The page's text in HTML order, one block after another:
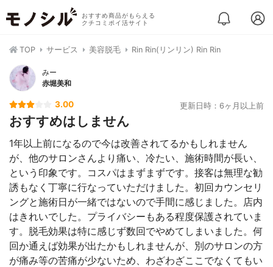
おすすめ商品がもらえる
クチコミポイ活サイト
TOP サービス 美容脱毛 Rin Rin(リンリン) Rin Rin
みー
赤堀美和
3.00 更新日時：6ヶ月以上前
おすすめはしません
1年以上前になるので今は改善されてるかもしれません
が、他のサロンさんより痛い、冷たい、施術時間が長い、
という印象です。コスパはまずまずです。接客は無理な勧
誘もなく丁寧に行なっていただけました。初回カウンセリ
ングと施術日が一緒ではないので手間に感じました。店内
はきれいでした。プライバシーもある程度保護されていま
す。脱毛効果は特に感じず数回でやめてしまいました。何
回か通えば効果が出たかもしれませんが、別のサロンの方
が痛み等の苦痛が少ないため、わざわざここでなくてもい